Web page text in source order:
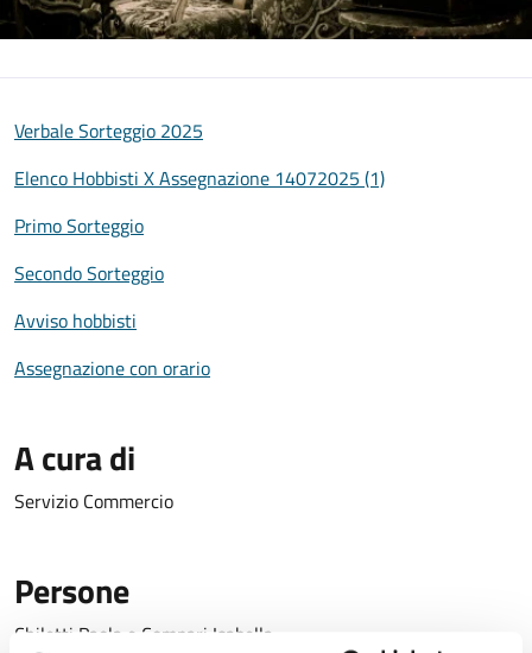
Verbale Sorteggio 2025
Elenco Hobbisti X Assegnazione 14072025 (1)
Primo Sorteggio
Secondo Sorteggio
Avviso hobbisti
Assegnazione con orario
A cura di
Servizio Commercio
Persone
Chiletti Paola e Compari Isabella